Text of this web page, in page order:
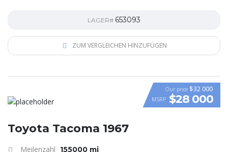
LAGER# 653093
ZUM VERGLEICHEN HINZUFÜGEN
Our price $32 000
MSRP $28 000
Toyota Tacoma 1967
Meilenzahl 155000 mi